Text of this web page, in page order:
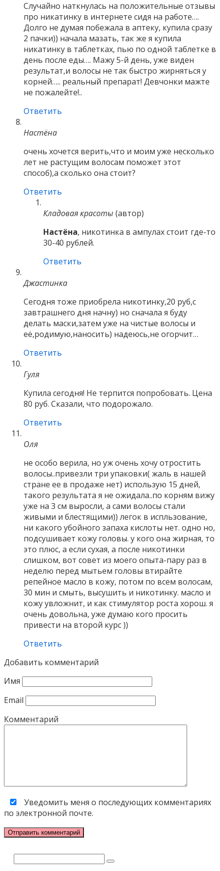
Случайно наткнулась на положительные отзывы
про никатинку в интернете сидя на работе….
Долго не думая побежала в аптеку, купила сразу
2 пачки)) начала мазать, так же я купила
никатинку в таблетках, пью по одной таблетке в
день после еды…. Мажу 5-й день, уже виден
результат,и волосы не так быстро жирняться у
корней….. реальный препарат! Девчонки мажте
не пожалейте!..
Ответить
Настёна
очень хочется верить,что и моим уже несколько
лет не растущим волосам поможет этот
способ),а сколько она стоит?
Ответить
Кладовая красоты (автор)
Настёна, никотинка в ампулах стоит где-то
30-40 рублей.
Ответить
Джастинка
Сегодня тоже приобрела никотинку,20 руб,с
завтрашнего дня начну) но сначала я буду
делать маски,затем уже на чистые волосы и
её,родимую,наносить) надеюсь,не огорчит…
Ответить
Гуля
Купила сегодня! Не терпится попробовать. Цена
80 руб. Сказали, что подорожало.
Ответить
Оля
не особо верила, но уж очень хочу отростить
волосы..привезли три упаковки( жаль в нашей
стране ее в продаже нет) использую 15 дней,
такого результата я не ожидала..по корням вижу
уже на 3 см выросли, а сами волосы стали
живыми и блестящими)) легок в испльзование,
ни какого убойного запаха кислоты нет. одно но,
подсушивает кожу головы. у кого она жирная, то
это плюс, а если сухая, а после никотинки
слишком, вот совет из моего опыта-пару раз в
неделю перед мытьем головы втирайте
репейное масло в кожу, потом по всем волосам,
30 мин и смыть, высушить и никотинку. масло и
кожу увложнит, и как стимулятор роста хорош. я
очень довольна, уже думаю кого просить
привести на второй курс ))
Ответить
Добавить комментарий
Имя
Email
Комментарий
Уведомить меня о последующих комментариях
по электронной почте.
Поиск: